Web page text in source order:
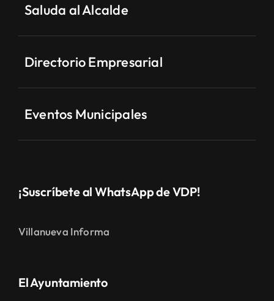
Directorio Empresarial
Eventos Municipales
Villanueva Informa
Equipo de Gobierno